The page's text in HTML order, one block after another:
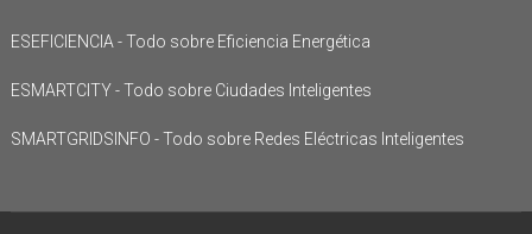
ESEFICIENCIA - Todo sobre Eficiencia Energética
ESMARTCITY - Todo sobre Ciudades Inteligentes
SMARTGRIDSINFO - Todo sobre Redes Eléctricas Inteligentes